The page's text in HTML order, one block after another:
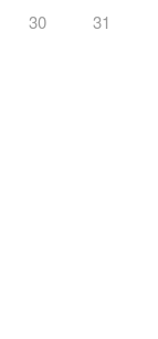
30 31